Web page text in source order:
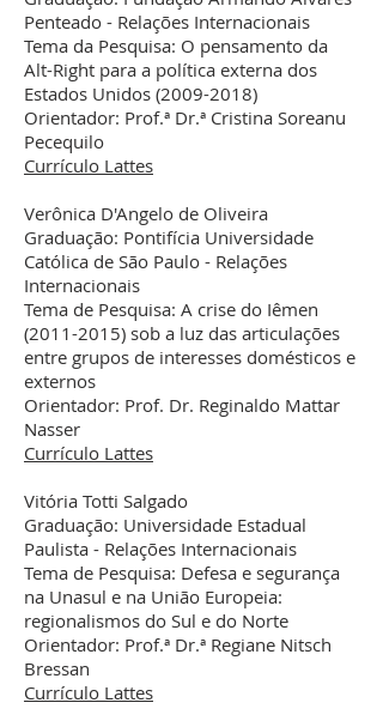
Penteado - Relações Internacionais
Tema da Pesquisa: O pensamento da
Alt-Right para a política externa dos
Estados Unidos (2009-2018)
Orientador: Prof.ª Dr.ª Cristina Soreanu
Pecequilo
Currículo Lattes
Verônica D'Angelo de Oliveira
Graduação: Pontifícia Universidade
Católica de São Paulo - Relações
Internacionais
Tema de Pesquisa: A crise do Iêmen
(2011-2015) sob a luz das articulações
entre grupos de interesses domésticos e
externos
Orientador: Prof. Dr. Reginaldo Mattar
Nasser
Currículo Lattes
Vitória Totti Salgado
Graduação: Universidade Estadual
Paulista - Relações Internacionais
Tema de Pesquisa: Defesa e segurança
na Unasul e na União Europeia:
regionalismos do Sul e do Norte
Orientador: Prof.ª Dr.ª Regiane Nitsch
Bressan
Currículo Lattes